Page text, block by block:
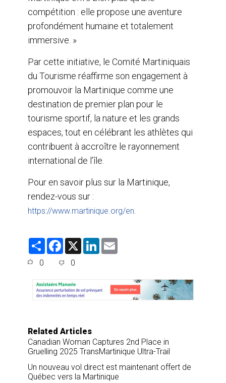
compétition : elle propose une aventure
profondément humaine et totalement
immersive. »
Par cette initiative, le Comité Martiniquais
du Tourisme réaffirme son engagement à
promouvoir la Martinique comme une
destination de premier plan pour le
tourisme sportif, la nature et les grands
espaces, tout en célébrant les athlètes qui
contribuent à accroître le rayonnement
international de l’île.
Pour en savoir plus sur la Martinique,
rendez-vous sur :
https://www.martinique.org/en.
S
F
e
o
o
k
X
L
I
0 0
Related Articles
Canadian Woman Captures 2nd Place in
Gruelling 2025 TransMartinique Ultra-Trail
Un nouveau vol direct est maintenant offert de
Québec vers la Martinique